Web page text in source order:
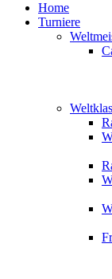
Home
Turniere